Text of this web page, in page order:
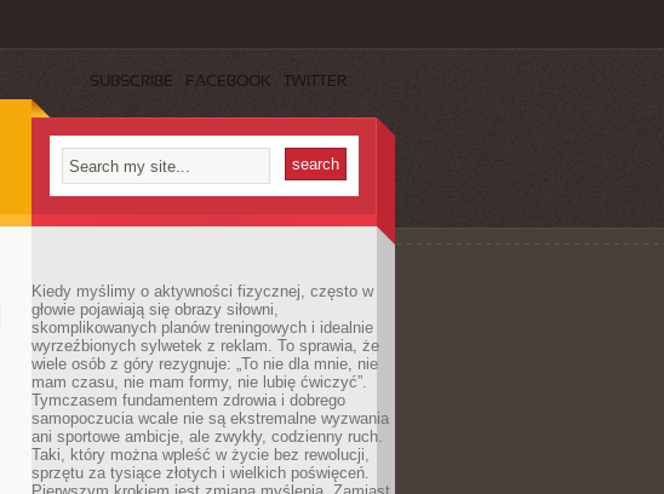
SUBSCRIBE FACEBOOK TWITTER
Kiedy myślimy o aktywności fizycznej, często w
głowie pojawiają się obrazy siłowni,
skomplikowanych planów treningowych i idealnie
wyrzeźbionych sylwetek z reklam. To sprawia, że
wiele osób z góry rezygnuje: „To nie dla mnie, nie
mam czasu, nie mam formy, nie lubię ćwiczyć”.
Tymczasem fundamentem zdrowia i dobrego
samopoczucia wcale nie są ekstremalne wyzwania
ani sportowe ambicje, ale zwykły, codzienny ruch.
Taki, który można wpleść w życie bez rewolucji,
sprzętu za tysiące złotych i wielkich poświęceń.